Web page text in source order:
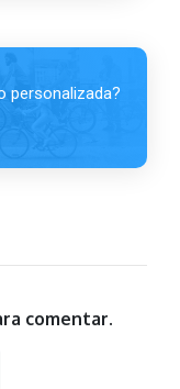
personalizada?
comentar.